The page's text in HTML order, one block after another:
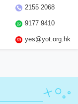
2155 2068
9177 9410
yes@yot.org.hk